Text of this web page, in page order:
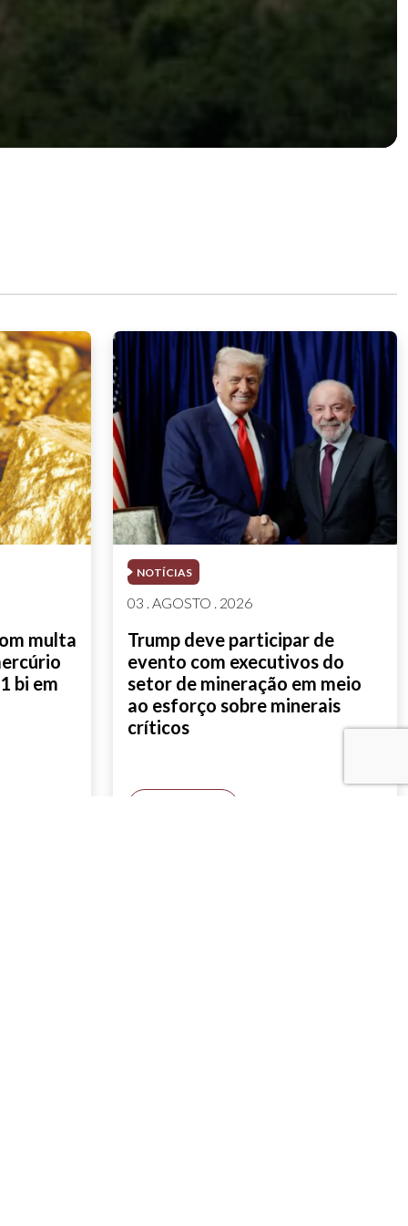
multa
bi em
NOTÍCIAS
03 . AGOSTO . 2026
Trump deve participar de
evento com executivos do
setor de mineração em meio
ao esforço sobre minerais
críticos